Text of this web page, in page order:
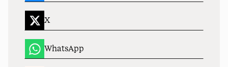
X
WhatsApp